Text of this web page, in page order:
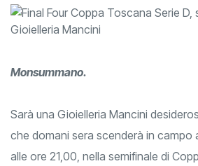
Monsummano.
Sarà una Gioielleria Mancini
che domani sera scenderà in campo
alle ore 21,00, nella semifinale di